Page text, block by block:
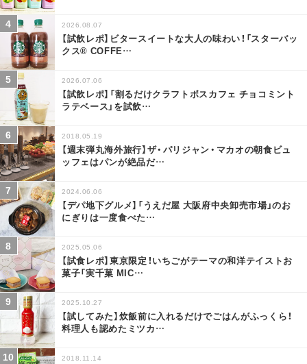
2026.08.07
【試飲レポ】ビタースイートな大人の味わい！「スターバッ
クス® COFFE…
2026.07.06
【試飲レポ】「割るだけクラフトボスカフェ チョコミント
ラテベース」を試飲…
2018.05.19
【週末弾丸海外旅行】ザ・パリジャン・マカオの朝食ビュ
ッフェはパンが絶品だ…
2024.06.06
【デパ地下グルメ】「うえだ屋 大阪府中央卸売市場」のお
にぎりは一度食べた…
2025.05.06
【試食レポ】東京限定！いちごがテーマの和洋テイストお
菓子「実千菓 MIC…
2025.10.27
【試してみた】炊飯前に入れるだけでごはんがふっくら！
料理人も認めたミツカ…
2018.11.14